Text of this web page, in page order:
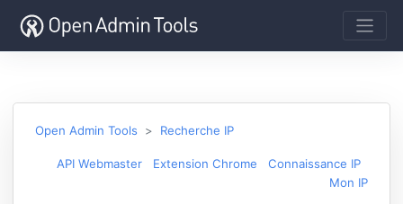
Open Admin Tools Recherche IP
API Webmaster Extension Chrome
Connaissance IP
Mon IP